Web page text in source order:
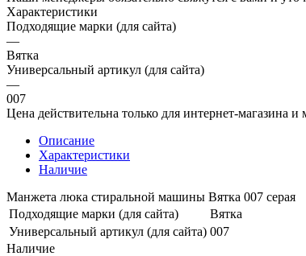
Характеристики
Подходящие марки (для сайта)
—
Вятка
Универсальный артикул (для сайта)
—
007
Цена действительна только для интернет-магазина
Описание
Характеристики
Наличие
Манжета люка стиральной машины Вятка 007 серая
Подходящие марки (для сайта)
Вятка
Универсальный артикул (для сайта) 007
Наличие